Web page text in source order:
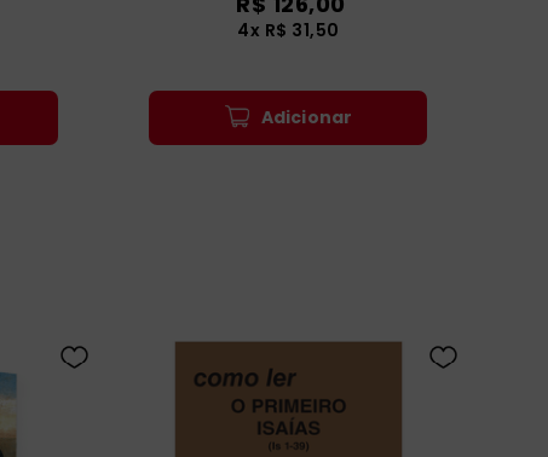
4x R$ 31,50
Adicionar